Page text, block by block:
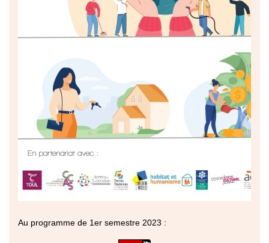
Au programme de 1er semestre 2023 :